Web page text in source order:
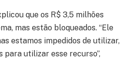
que os R$ 3,5 milhões
mas estão bloqueados. “Ele
estamos impedidos de utilizar,
para utilizar esse recurso”,